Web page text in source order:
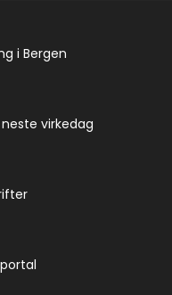
i Bergen
virkedag